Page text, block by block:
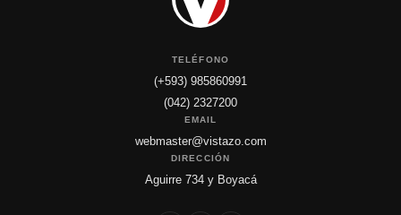
TELÉFONO
(+593) 985860991
(042) 2327200
EMAIL
webmaster@vistazo.com
DIRECCIÓN
Aguirre 734 y Boyacá